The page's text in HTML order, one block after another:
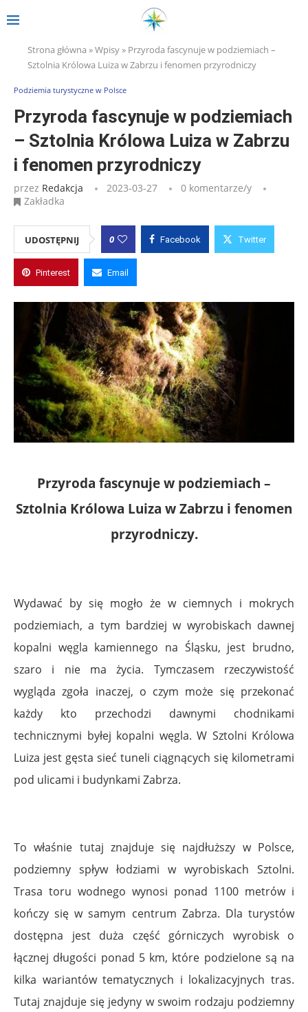
Strona główna »Wpisy» Przyroda fascynuje w podziemiach –
Sztolnia Królowa Luiza w Zabrzu i fenomen przyrodniczy
Podziemia turystyczne w Polsce
Przyroda fascynuje w podziemiach
– Sztolnia Królowa Luiza w Zabrzu
i fenomen przyrodniczy
przez Redakcja 2023-03-27
0 komentarze/y
Zakładka
UDOSTĘPNIJ 0 Facebook Twitter
Pinterest Email
Przyroda fascynuje w podziemiach –
Sztolnia Królowa Luiza w Zabrzu i fenomen
przyrodniczy.
Wydawać by się mogło że w ciemnych i mokrych
podziemiach, a tym bardziej w wyrobiskach dawnej
kopalni węgla kamiennego na Śląsku, jest brudno,
szaro i nie ma życia. Tymczasem rzeczywistość
wygląda zgoła inaczej, o czym może się przekonać
każdy kto przechodzi dawnymi chodnikami
technicznymi byłej kopalni węgla. W Sztolni Królowa
Luiza jest gęsta sieć tuneli ciągnących się kilometrami
pod ulicami i budynkami Zabrza.
To właśnie tutaj znajduje się najdłuższy w Polsce,
podziemny spływ łodziami w wyrobiskach Sztolni.
Trasa toru wodnego wynosi ponad 1100 metrów i
kończy się w samym centrum Zabrza. Dla turystów
dostępna jest duża część górniczych wyrobisk o
łącznej długości ponad 5 km, które podzielone są na
kilka wariantów tematycznych i lokalizacyjnych tras.
Tutaj znajduje się jedyny w swoim rodzaju podziemny